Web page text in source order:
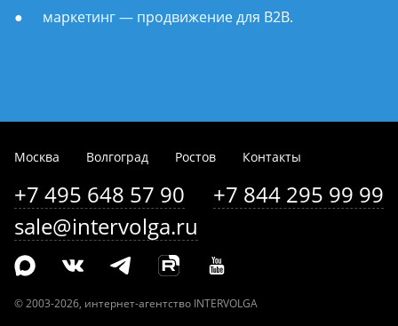
маркетинг — продвижение для B2B.
Москва Волгоград Ростов Контакты
+7 495 648 57 90
+7 844 295 99 99
sale@intervolga.ru
©2003-2026, интернет-агентство INTERVOLGA